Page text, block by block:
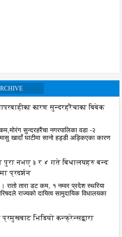
कारण सुन्दरहरैंचाका बिबेक
सुन्दरहरैंचा नगरपालिका वडा -२
खादाँ घाटीमा सानो हड्डी अड्किएका कारण
पुरा नभए ३ र ४ गते बिधालयहरु बन्द
प्रदर्शन
रातो तारा डट कम, १ नम्वर प्रदेश स्थरिया
राज्यको दायित्व सामुदायिक विधालयका
भिडियो कन्फ्रेन्सद्वारा